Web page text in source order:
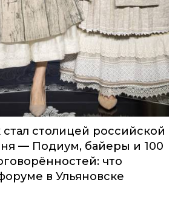
стал столицей российской
— Подиум, байеры и 100
что
в Ульяновске